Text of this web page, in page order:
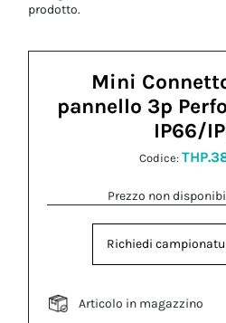
prodotto.
Mini
pannello 3p
IP66/
Codice:
Prezzo non
Richiedi
Articolo in magazzino